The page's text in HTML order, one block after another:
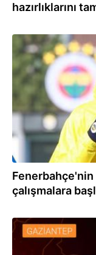
hazırlıklarını
14.01.2024
çalışmalara
14.01.2024